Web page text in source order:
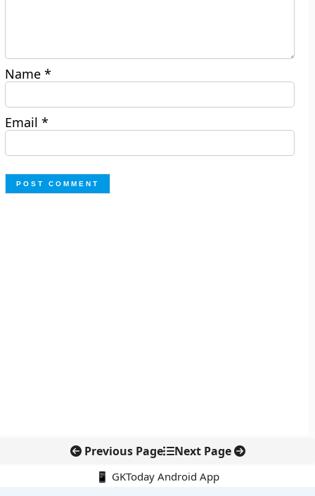
Name*
Email*
Previous Page Next Page
📱 GKToday Android App